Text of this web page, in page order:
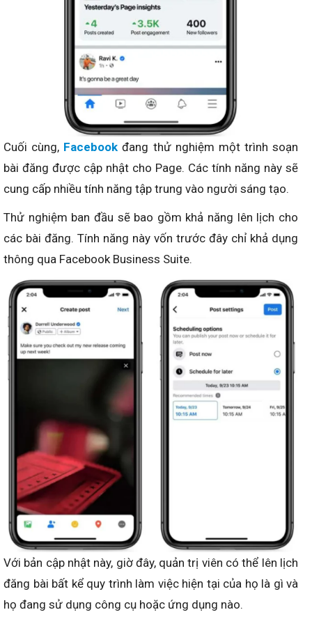
Cuối cùng, Facebook đang thử nghiệm một trình soạn
bài đăng được cập nhật cho Page. Các tính năng này sẽ
cung cấp nhiều tính năng tập trung vào người sáng tạo.
Thử nghiệm ban đầu sẽ bao gồm khả năng lên lịch cho
các bài đăng. Tính năng này vốn trước đây chỉ khả dụng
thông qua Facebook Business Suite.
Với bản cập nhật này, giờ đây, quản trị viên có thể lên lịch
đăng bài bất kể quy trình làm việc hiện tại của họ là gì và
họ đang sử dụng công cụ hoặc ứng dụng nào.